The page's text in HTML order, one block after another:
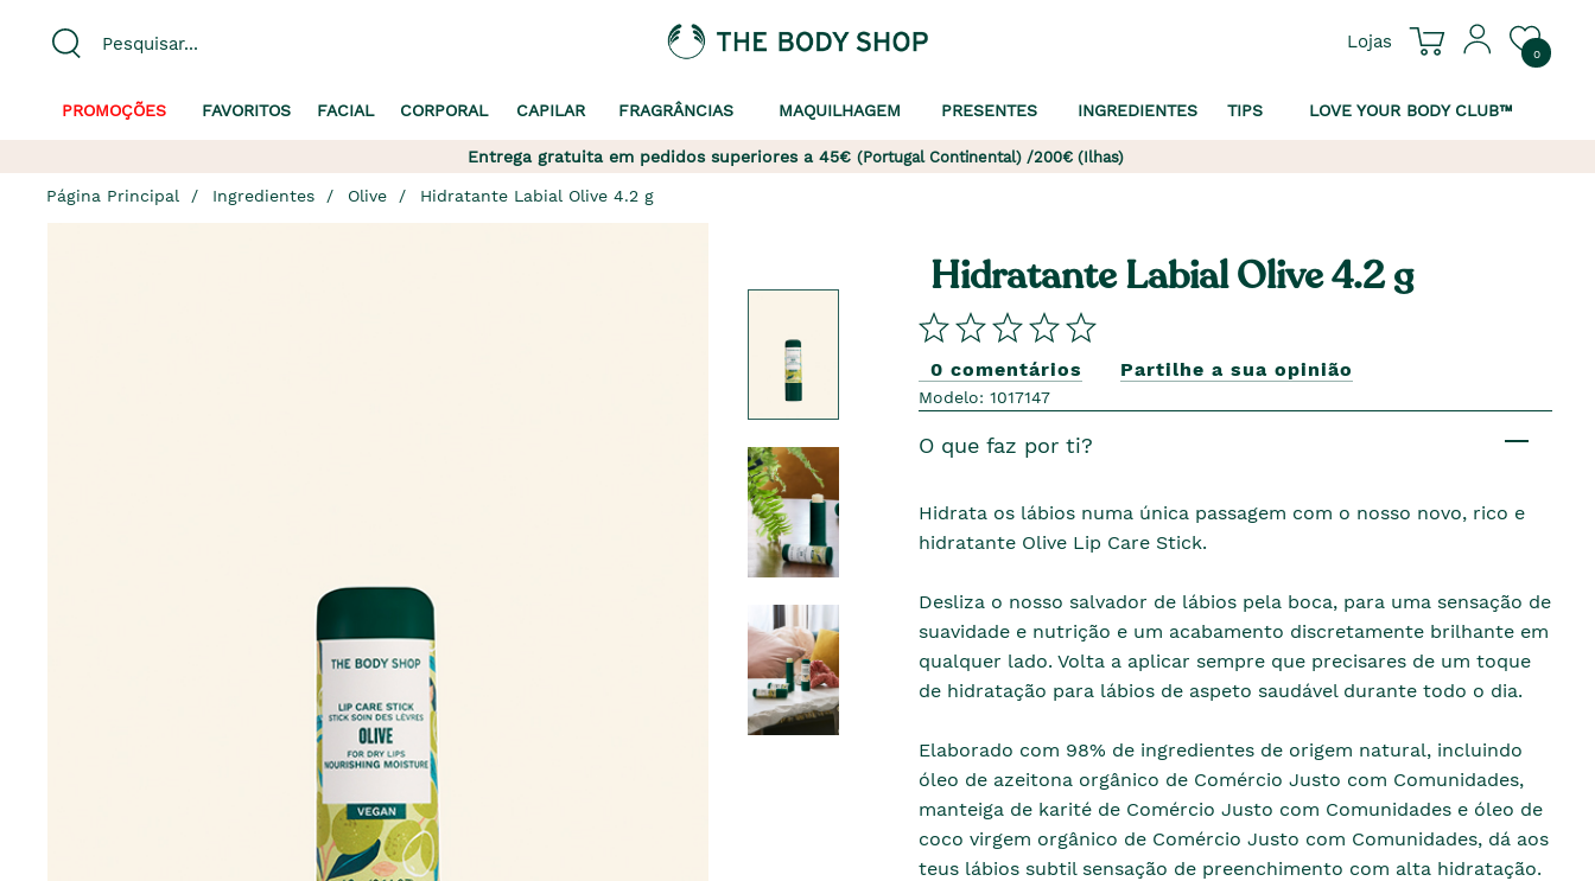
Lojas
0
PROMOÇÕES FAVORITOS FACIAL CORPORAL CAPILAR FRAGRÂNCIAS MAQUILHAGEM PRESENTES INGREDIENTES TIPS LOVE YOUR BODY CLUB™
Entrega gratuita em pedidos superiores a 45€ (Portugal Continental) /200€ (Ilhas)
Página Principal Ingredientes Olive Hidratante Labial Olive 4.2 g
Hidratante Labial Olive 4.2 g
0 comentários Partilhe a sua opinião
Modelo: 1017147
O que faz por ti?
Hidrata os lábios numa única passagem com o nosso novo, rico e
hidratante Olive Lip Care Stick.
Desliza o nosso salvador de lábios pela boca, para uma sensação de
suavidade e nutrição e um acabamento discretamente brilhante em
qualquer lado. Volta a aplicar sempre que precisares de um toque
de hidratação para lábios de aspeto saudável durante todo o dia.
Elaborado com 98% de ingredientes de origem natural, incluindo
óleo de azeitona orgânico de Comércio Justo com Comunidades,
manteiga de karité de Comércio Justo com Comunidades e óleo de
coco virgem orgânico de Comércio Justo com Comunidades, dá aos
teus lábios subtil sensação de preenchimento com alta hidratação.